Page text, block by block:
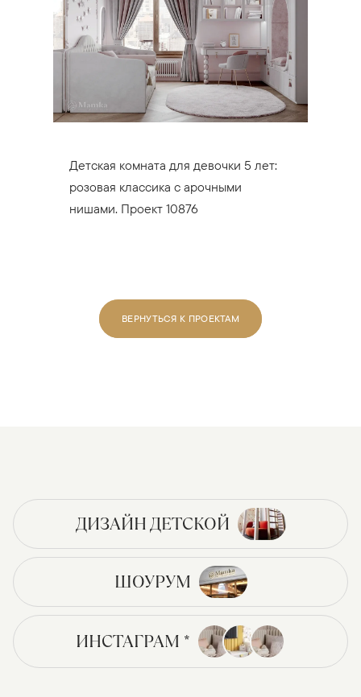
Детская комната для девочки 5 лет:
розовая классика с арочными
нишами. Проект 10876
ВЕРНУТЬСЯ К ПРОЕКТАМ
ДИЗАЙН ДЕТСКОЙ
ШОУРУМ
ИНСТАГРАМ *